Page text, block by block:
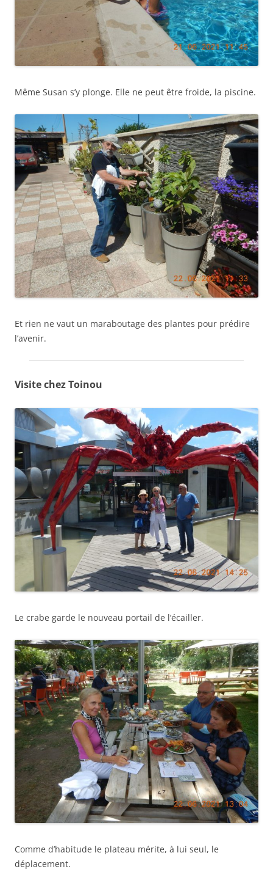
Même Susan s’y plonge. Elle ne peut être froide, la piscine.
Et rien ne vaut un maraboutage des plantes pour prédire
l’avenir.
Visite chez Toinou
Le crabe garde le nouveau portail de l’écailler.
Comme d’habitude le plateau mérite, à lui seul, le
déplacement.